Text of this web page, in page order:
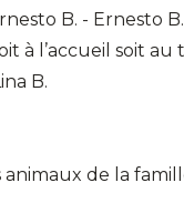
B. - Ernesto B.
à l’accueil soit
B.
animaux de la